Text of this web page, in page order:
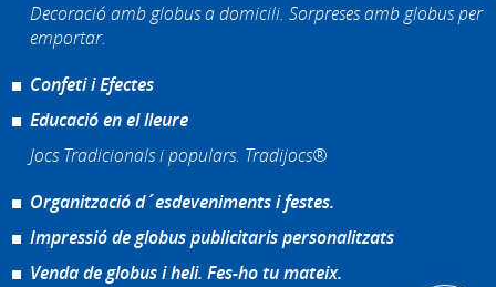
Decoració amb globus a domicili. Sorpreses amb globus per
emportar.
Confeti i Efectes
Educació en el lleure
Jocs Tradicionals i populars. Tradijocs®
Organització d´esdeveniments i festes.
Impressió de globus publicitaris personalitzats
Venda de globus i heli. Fes-ho tu mateix.